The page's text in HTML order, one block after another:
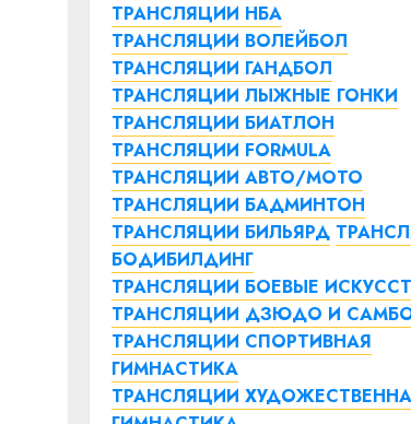
ТРАНСЛЯЦИИ НБА
ТРАНСЛЯЦИИ ВОЛЕЙБОЛ
ТРАНСЛЯЦИИ ГАНДБОЛ
ТРАНСЛЯЦИИ ЛЫЖНЫЕ ГОНКИ
ТРАНСЛЯЦИИ БИАТЛОН
ТРАНСЛЯЦИИ FORMULA
ТРАНСЛЯЦИИ АВТО/МОТО
ТРАНСЛЯЦИИ БАДМИНТОН
ТРАНСЛЯЦИИ БИЛЬЯРД
БОДИБИЛДИНГ
ТРАНСЛЯЦИИ БОЕВЫЕ
ТРАНСЛЯЦИИ ДЗЮДО И
ТРАНСЛЯЦИИ СПОРТИВНАЯ
ГИМНАСТИКА
ТРАНСЛЯЦИИ